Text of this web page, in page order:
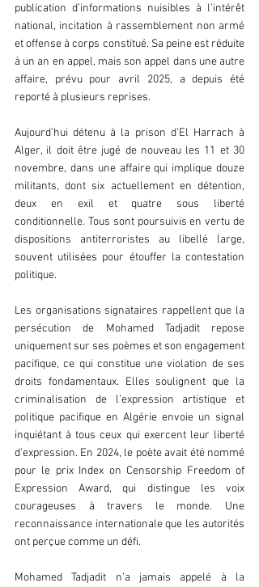
publication d’informations nuisibles à l’intérêt
national, incitation à rassemblement non armé
et offense à corps constitué. Sa peine est réduite
à un an en appel, mais son appel dans une autre
affaire, prévu pour avril 2025, a depuis été
reporté à plusieurs reprises.
Aujourd’hui détenu à la prison d’El Harrach à
Alger, il doit être jugé de nouveau les 11 et 30
novembre, dans une affaire qui implique douze
militants, dont six actuellement en détention,
deux en exil et quatre sous liberté
conditionnelle. Tous sont poursuivis en vertu de
dispositions antiterroristes au libellé large,
souvent utilisées pour étouffer la contestation
politique.
Les organisations signataires rappellent que la
persécution de Mohamed Tadjadit repose
uniquement sur ses poèmes et son engagement
pacifique, ce qui constitue une violation de ses
droits fondamentaux. Elles soulignent que la
criminalisation de l’expression artistique et
politique pacifique en Algérie envoie un signal
inquiétant à tous ceux qui exercent leur liberté
d’expression. En 2024, le poète avait été nommé
pour le prix Index on Censorship Freedom of
Expression Award, qui distingue les voix
courageuses à travers le monde. Une
reconnaissance internationale que les autorités
ont perçue comme un défi.
Mohamed Tadjadit n’a jamais appelé à la